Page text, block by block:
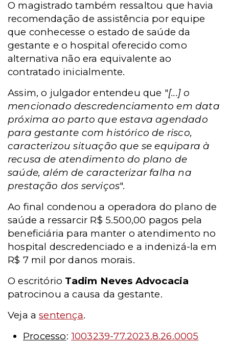
O magistrado também ressaltou que havia
recomendação de assistência por equipe
que conhecesse o estado de saúde da
gestante e o hospital oferecido como
alternativa não era equivalente ao
contratado inicialmente.
Assim, o julgador entendeu que "[...] o
mencionado descredenciamento em data
próxima ao parto que estava agendado
para gestante com histórico de risco,
caracterizou situação que se equipara à
recusa de atendimento do plano de
saúde, além de caracterizar falha na
prestação dos serviços".
Ao final condenou a operadora do plano de
saúde a ressarcir R$ 5.500,00 pagos pela
beneficiária para manter o atendimento no
hospital descredenciado e a indenizá-la em
R$ 7 mil por danos morais.
O escritório Tadim Neves Advocacia
patrocinou a causa da gestante.
Veja asentença.
Processo: 1003239-77.2023.8.26.0005